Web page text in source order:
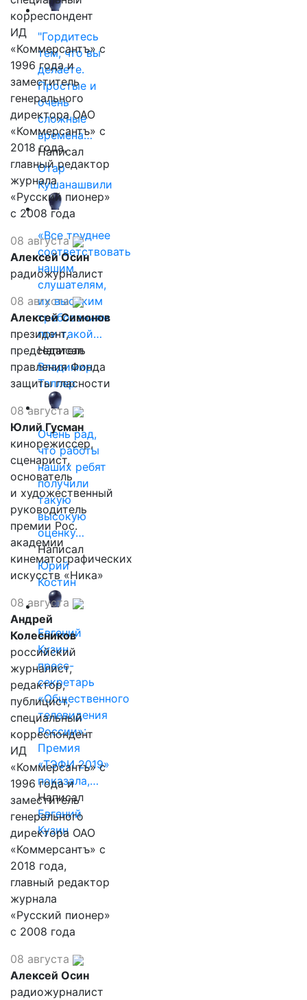
"Гордитесь
тем, что вы
делаете.
Простые и
очень
сложные
времена…
Написал
Отар
Кушанашвили
«Все труднее
соответствовать
нашим
слушателям,
их высоким
требованиям
при такой…
Написал
Владимир
Таллер
Очень рад,
что работы
наших ребят
получили
такую
высокую
оценку…
Написал
Юрий
Костин
Евгений
Кузин,
пресс-
секретарь
«Общественного
телевидения
России»:
Премия
«ТЭФИ 2019»
показала,…
Написал
Евгений
Кузин
корреспондент
ИД
«Коммерсантъ» с
1996 года и
заместитель
генерального
директора ОАО
«Коммерсантъ» с
2018 года,
главный редактор
журнала
«Русский пионер»
с 2008 года
08 августа
Алексей Осин
радиожурналист
08 августа
Алексей Симонов
президент,
председатель
правления Фонда
защиты гласности
08 августа
Юлий Гусман
кинорежиссер,
сценарист,
основатель
и художественный
руководитель
премии Рос.
академии
кинематографических
искусств «Ника»
08 августа
Андрей
Колесников
российский
журналист,
редактор,
публицист,
специальный
корреспондент
ИД
«Коммерсантъ» с
1996 года и
заместитель
генерального
директора ОАО
«Коммерсантъ» с
2018 года,
главный редактор
журнала
«Русский пионер»
с 2008 года
08 августа
Алексей Осин
радиожурналист